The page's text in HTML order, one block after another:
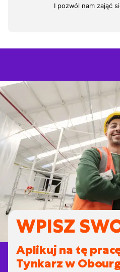
I pozwól nam zająć
WPISZ
Aplikuj na tę
Tynkarz w